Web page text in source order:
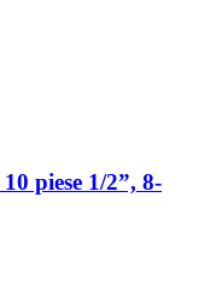
piese 1/2”, 8-